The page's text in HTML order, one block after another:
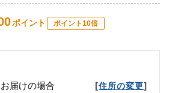
ポイント ポイント10倍
届けの場合 [住所の変更]